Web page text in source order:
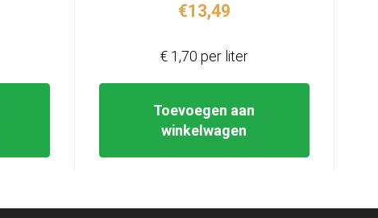
€13,49
Toevoegen aan
winkelwagen
€ 1,70 per liter